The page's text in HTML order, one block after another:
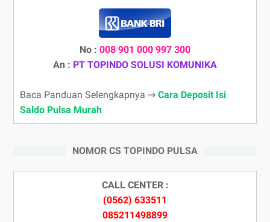
No : 008 901 000 997 300
An : PT TOPINDO SOLUSI KOMUNIKA
Baca Panduan Selengkapnya ⇒ Cara Deposit Isi
Saldo Pulsa Murah
NOMOR CS TOPINDO PULSA
CALL CENTER :
(0562) 633511
085211498899